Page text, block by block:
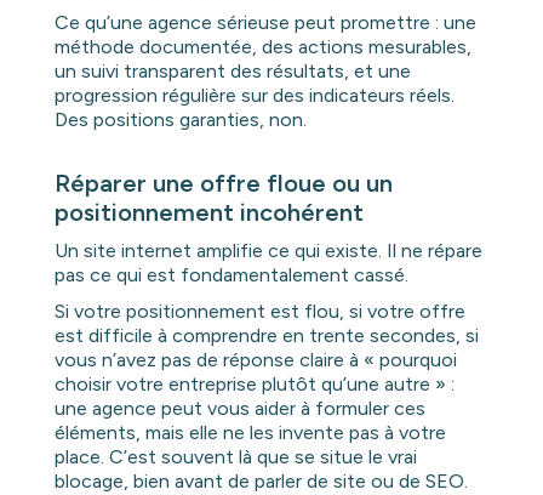
Ce qu’une agence sérieuse peut promettre : une
méthode documentée, des actions mesurables,
un suivi transparent des résultats, et une
progression régulière sur des indicateurs réels.
Des positions garanties, non.
Réparer une offre floue ou un
positionnement incohérent
Un site internet amplifie ce qui existe. Il ne répare
pas ce qui est fondamentalement cassé.
Si votre positionnement est flou, si votre offre
est difficile à comprendre en trente secondes, si
vous n’avez pas de réponse claire à « pourquoi
choisir votre entreprise plutôt qu’une autre » :
une agence peut vous aider à formuler ces
éléments, mais elle ne les invente pas à votre
place. C’est souvent là que se situe le vrai
blocage, bien avant de parler de site ou de SEO.